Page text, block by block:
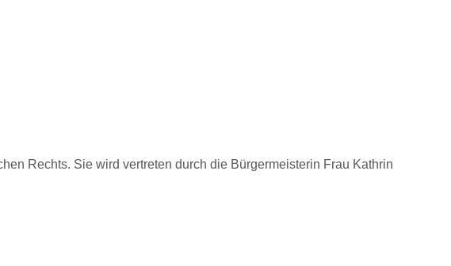
Rechts. Sie wird vertreten durch die Bürgermeisterin Frau Kathrin